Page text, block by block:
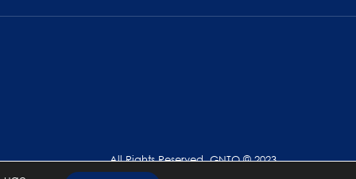
All Rights Reserved. GNTO © 2023